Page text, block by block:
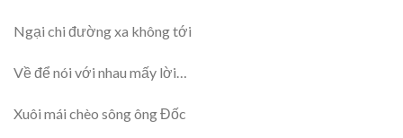
Ngại chi đường xa không tới
Về để nói với nhau mấy lời…
Xuôi mái chèo sông ông Đốc